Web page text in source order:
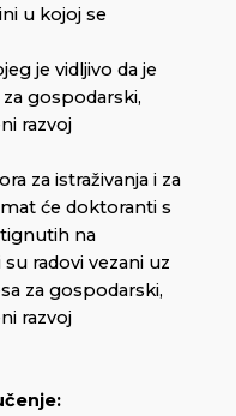
u kojoj se
je vidljivo da je
gospodarski,
razvoj
za istraživanja i za
će doktoranti s
na
radovi vezani uz
za gospodarski,
razvoj